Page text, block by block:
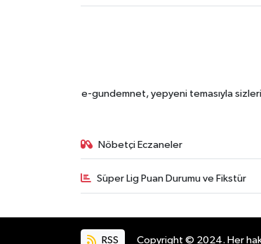
e-gundemnet, yepyeni temasıyla
Nöbetçi Eczaneler
Süper Lig Puan Durumu ve Fikstür
RSS Copyright © 2024. Her